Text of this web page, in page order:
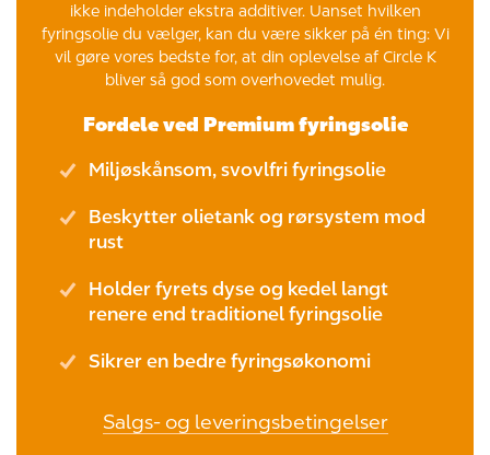
ikke indeholder ekstra additiver. Uanset hvilken
fyringsolie du vælger, kan du være sikker på én ting: Vi
vil gøre vores bedste for, at din oplevelse af Circle K
bliver så god som overhovedet mulig.
Fordele ved Premium fyringsolie
Miljøskånsom, svovlfri fyringsolie
Beskytter olietank og rørsystem mod
rust
Holder fyrets dyse og kedel langt
renere end traditionel fyringsolie
Sikrer en bedre fyringsøkonomi
Salgs- og leveringsbetingelser